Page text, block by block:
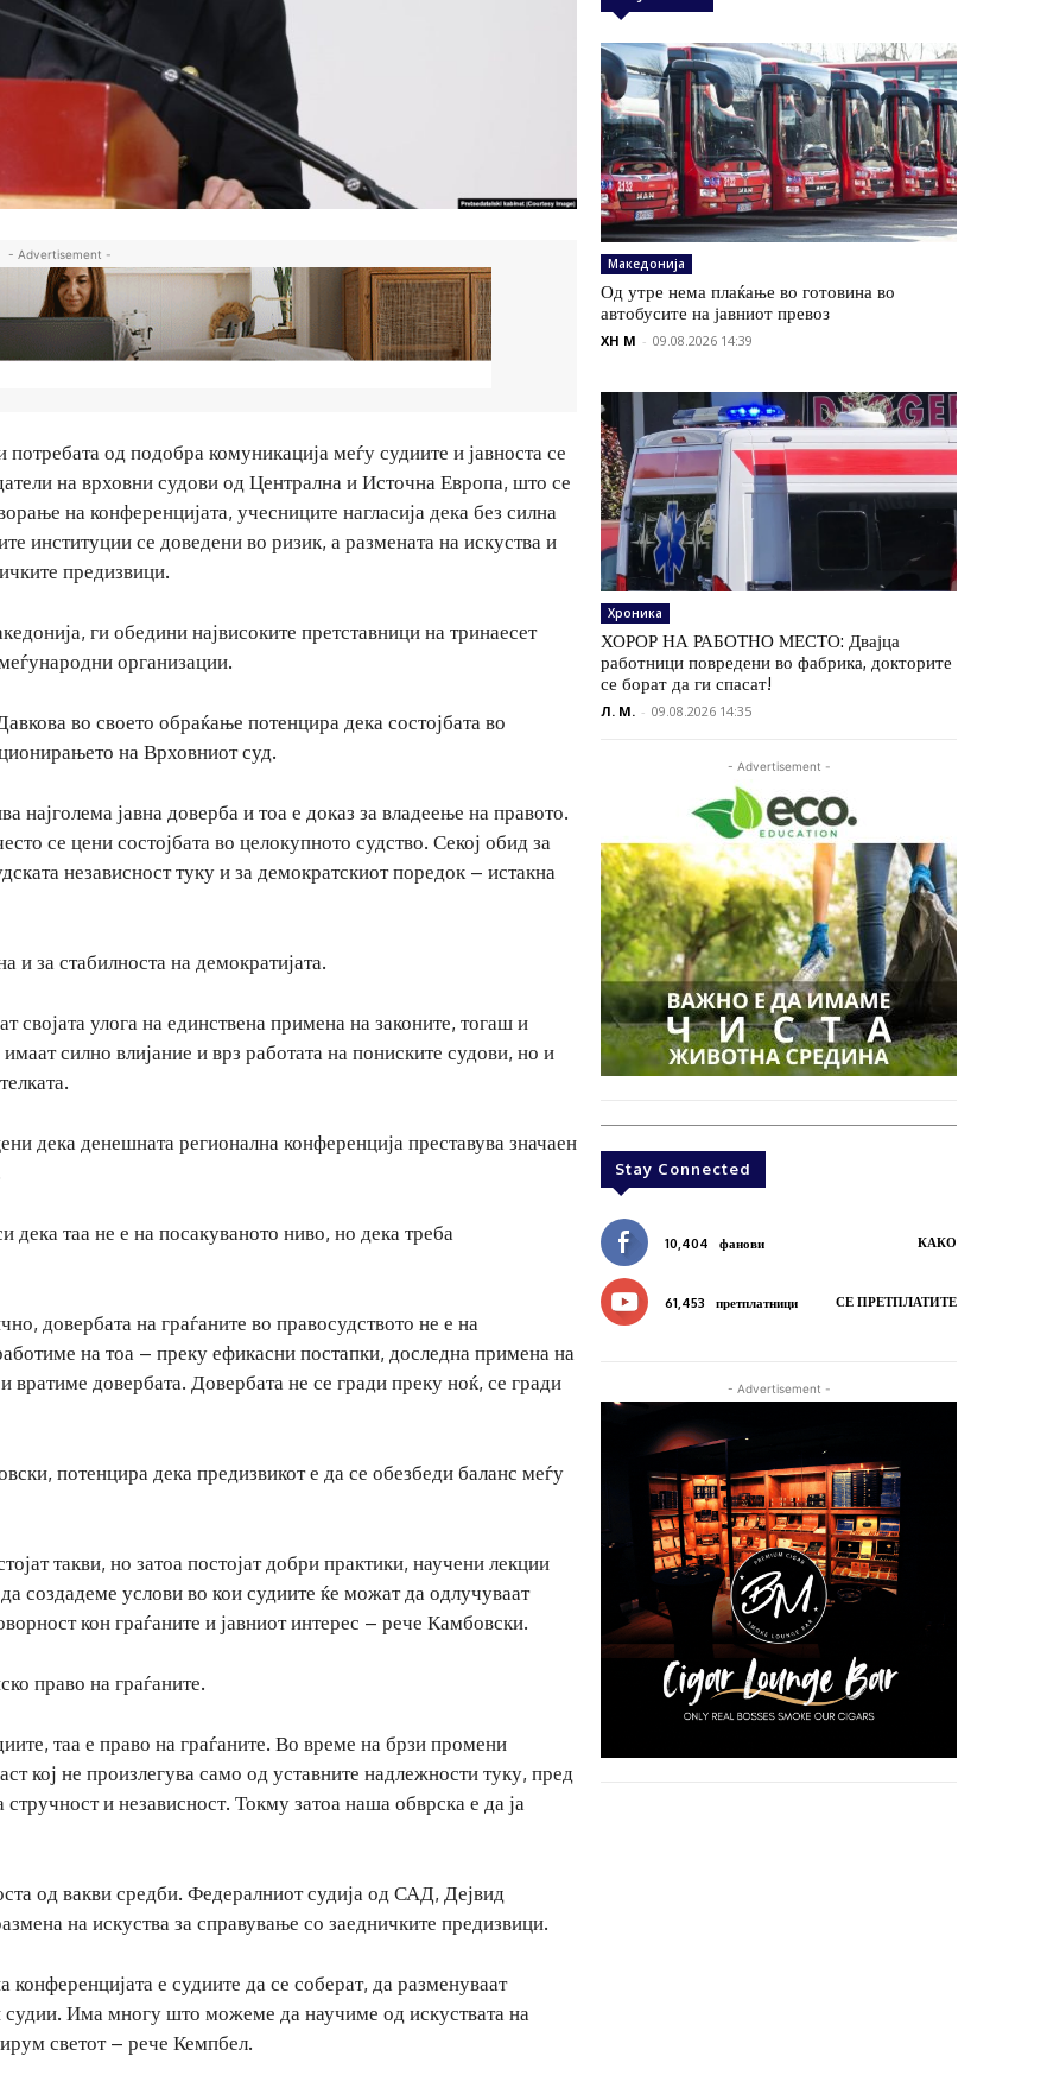
- Advertisement -
од подобра комуникација меѓу судиите и јавноста се
на врховни судови од Централна и Источна Европа, што се
на конференцијата, учесниците нагласија дека без силна
институции се доведени во ризик, а размената на искуства и
предизвици.
ги обедини највисоките претставници на тринаесет
организации.
во своето обраќање потенцира дека состојбата во
на Врховниот суд.
најголема јавна доверба и тоа е доказ за владеење на правото.
се цени состојбата во целокупното судство. Секој обид за
независност туку и за демократскиот поредок – истакна
и за стабилноста на демократијата.
својата улога на единствена примена на законите, тогаш и
силно влијание и врз работата на пониските судови, но и
дека денешната регионална конференција преставува значаен
дека таа не е на посакуваното ниво, но дека треба
довербата на граѓаните во правосудството не е на
на тоа – преку ефикасни постапки, доследна примена на
довербата. Довербата не се гради преку ноќ, се гради
потенцира дека предизвикот е да се обезбеди баланс меѓу
такви, но затоа постојат добри практики, научени лекции
создадеме услови во кои судиите ќе можат да одлучуваат
кон граѓаните и јавниот интерес – рече Камбовски.
право на граѓаните.
таа е право на граѓаните. Во време на брзи промени
кој не произлегува само од уставните надлежности туку, пред
и независност. Токму затоа наша обврска е да ја
од вакви средби. Федералниот судија од САД, Дејвид
на искуства за справување со заедничките предизвици.
е судиите да се соберат, да разменуваат
судии. Има многу што можеме да научиме од искуствата на
светот – рече Кемпбел.
Македонија
Од утре нема плаќање во готовина во
автобусите на јавниот превоз
XH M - 09.08.2026 14:39
Хроника
ХОРОР НА РАБОТНО МЕСТО: Двајца
работници повредени во фабрика, докторите
се борат да ги спасат!
Л. М. - 09.08.2026 14:35
- Advertisement -
Stay Connected
10,404 фанови КАКО
61,453 претплатници СЕ ПРЕТПЛАТИТЕ
- Advertisement -